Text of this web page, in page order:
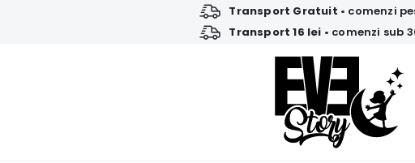
Transport Gratuit • comenzi
Transport 16 lei • comenzi sub